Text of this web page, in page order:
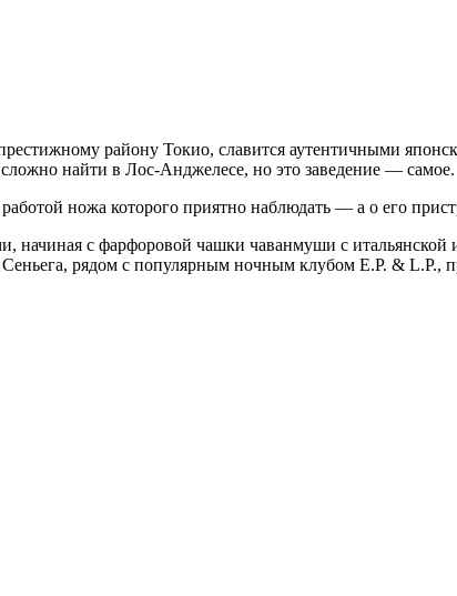
району Токио, славится аутентичными
найти в Лос-Анджелесе, но это заведение — самое.
ножа которого приятно наблюдать — а о его
начиная с фарфоровой чашки чаванмуши с
рядом с популярным ночным клубом E.P. & L.P.,